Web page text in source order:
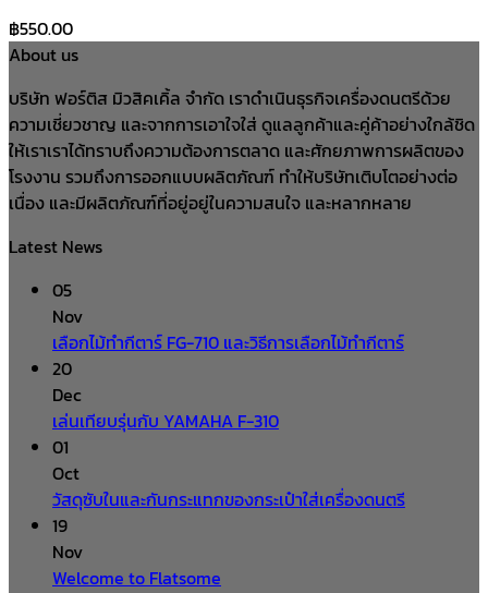
฿550.00
About us
บริษัท ฟอร์ติส มิวสิคเคิ้ล จำกัด เราดำเนินธุรกิจเครื่องดนตรีด้วย
ความเชี่ยวชาญ และจากการเอาใจใส่ ดูแลลูกค้าและคู่ค้าอย่างใกล้ชิด
ให้เราเราได้ทราบถึงความต้องการตลาด และศักยภาพการผลิตของ
โรงงาน รวมถึงการออกแบบผลิตภัณฑ์ ทำให้บริษัทเติบโตอย่างต่อ
เนื่อง และมีผลิตภัณฑ์ที่อยู่อยู่ในความสนใจ และหลากหลาย
Latest News
05
Nov
เลือกไม้ทำกีตาร์ FG-710 และวิธีการเลือกไม้ทำกีตาร์
20
Dec
เล่นเทียบรุ่นกับ YAMAHA F-310
01
Oct
วัสดุซับในและกันกระแทกของกระเป๋าใส่เครื่องดนตรี
19
Nov
Welcome to Flatsome